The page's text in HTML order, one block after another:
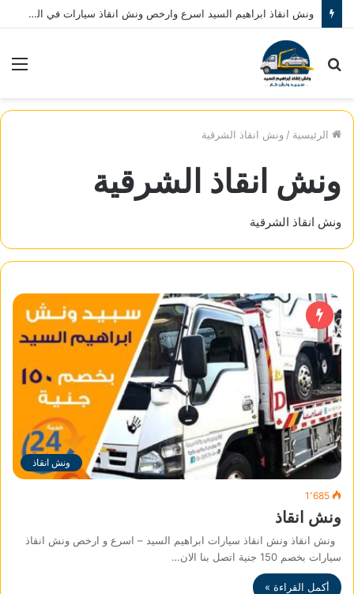
ونش انقاذ ابراهيم السيد اسرع وارخص ونش انقاذ سيارات في المنصورة نصلك في خلال 10 دقائق بحد اقصي اتصل بنا الان 01080793999
بحث
الرئيسية / ونش انقاذ الشرقية
ونش انقاذ الشرقية
ونش انقاذ الشرقية
ونش انقاذ
1٬685
ونش انقاذ
ونش انقاذ ونش انقاذ سيارات ابراهيم السيد – اسرع و ارخص ونش انقاذ
سيارات بخصم 150 جنية اتصل بنا الان…
أكمل القراءة »